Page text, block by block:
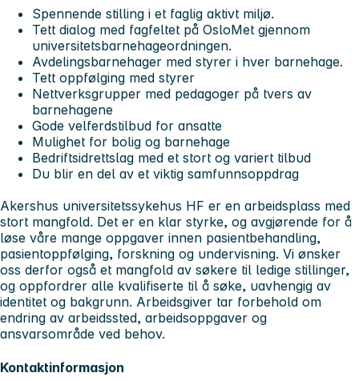
Spennende stilling i et faglig aktivt miljø.
Tett dialog med fagfeltet på OsloMet gjennom
universitetsbarnehageordningen.
Avdelingsbarnehager med styrer i hver barnehage.
Tett oppfølging med styrer
Nettverksgrupper med pedagoger på tvers av
barnehagene
Gode velferdstilbud for ansatte
Mulighet for bolig og barnehage
Bedriftsidrettslag med et stort og variert tilbud
Du blir en del av et viktig samfunnsoppdrag
Akershus universitetssykehus HF er en arbeidsplass med
stort mangfold. Det er en klar styrke, og avgjørende for å
løse våre mange oppgaver innen pasientbehandling,
pasientoppfølging, forskning og undervisning. Vi ønsker
oss derfor også et mangfold av søkere til ledige stillinger,
og oppfordrer alle kvalifiserte til å søke, uavhengig av
identitet og bakgrunn. Arbeidsgiver tar forbehold om
endring av arbeidssted, arbeidsoppgaver og
ansvarsområde ved behov.
Kontaktinformasjon